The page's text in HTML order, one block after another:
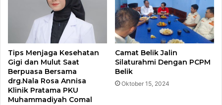
Tips Menjaga Kesehatan
Gigi dan Mulut Saat
Berpuasa Bersama
drg.Nala Rosa Annisa
Klinik Pratama PKU
Muhammadiyah Comal
Camat Belik Jalin
Silaturahmi Dengan PCPM
Belik
Oktober 15, 2024